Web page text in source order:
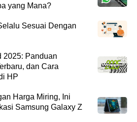
yang Mana?
Sesuai Dengan
2025: Panduan
dan Cara
HP
Harga Miring, Ini
Samsung Galaxy Z